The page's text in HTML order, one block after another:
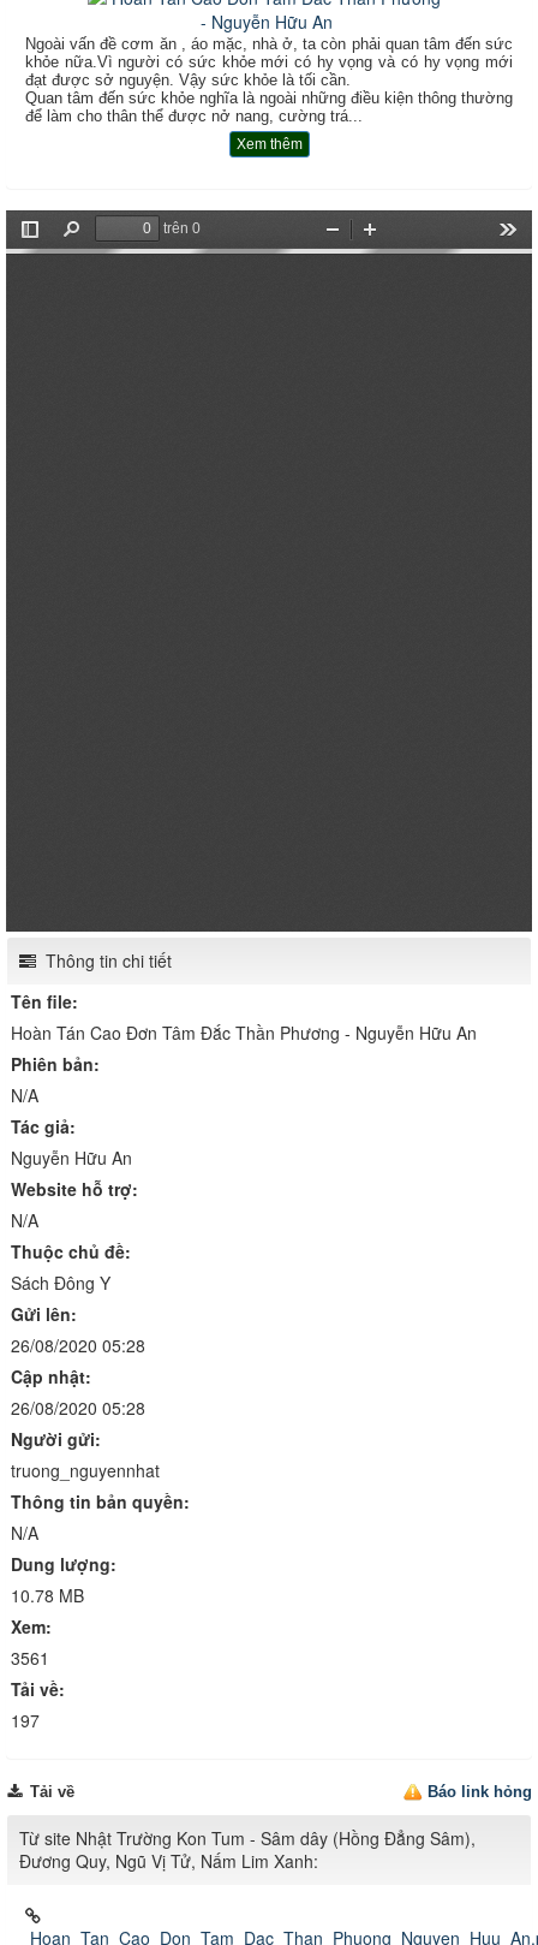
Ngoài vấn đề cơm ăn , áo mặc, nhà ở, ta còn phải quan tâm đến sức
khỏe nữa.Vì người có sức khỏe mới có hy vọng và có hy vọng mới
đạt được sở nguyện. Vậy sức khỏe là tối cần.
Quan tâm đến sức khỏe nghĩa là ngoài những điều kiện thông thường
để làm cho thân thể được nở nang, cường trá...
Xem thêm
Thông tin chi tiết
Tên file:
Hoàn Tán Cao Đơn Tâm Đắc Thần Phương - Nguyễn Hữu An
Phiên bản:
N/A
Tác giả:
Nguyễn Hữu An
Website hỗ trợ:
N/A
Thuộc chủ đề:
Sách Đông Y
Gửi lên:
26/08/2020 05:28
Cập nhật:
26/08/2020 05:28
Người gửi:
truong_nguyennhat
Thông tin bản quyền:
N/A
Dung lượng:
10.78 MB
Xem:
3561
Tải về:
197
Báo link hỏng
Tải về
Từ site Nhật Trường Kon Tum - Sâm dây (Hồng Đẳng Sâm),
Đương Quy, Ngũ Vị Tử, Nấm Lim Xanh: